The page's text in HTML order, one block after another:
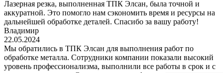
Лазерная резка, выполненная ТПК Элсан, была точной и
аккуратной. Это помогло нам сэкономить время и ресурсы на
дальнейшей обработке деталей. Спасибо за вашу работу!
Владимир
22.05.2024
Мы обратились в ТПК Элсан для выполнения работ по
обработке металла. Сотрудники компании показали высокий
уровень профессионализма, выполнили все работы в срок и с